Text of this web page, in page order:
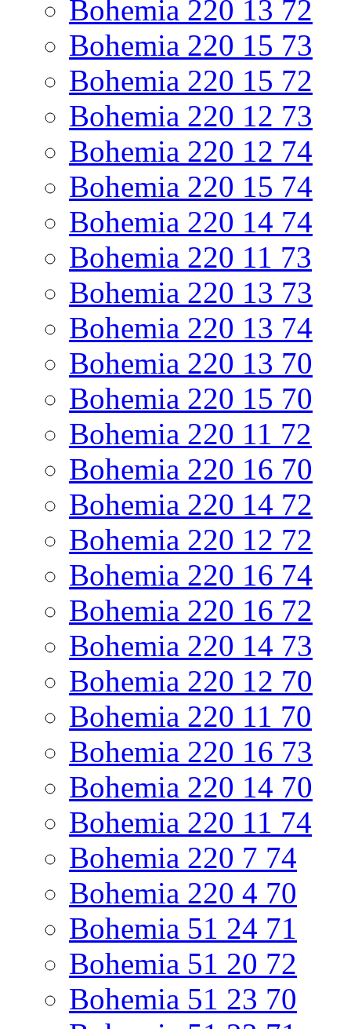
Bohemia 220 13 72
Bohemia 220 15 73
Bohemia 220 15 72
Bohemia 220 12 73
Bohemia 220 12 74
Bohemia 220 15 74
Bohemia 220 14 74
Bohemia 220 11 73
Bohemia 220 13 73
Bohemia 220 13 74
Bohemia 220 13 70
Bohemia 220 15 70
Bohemia 220 11 72
Bohemia 220 16 70
Bohemia 220 14 72
Bohemia 220 12 72
Bohemia 220 16 74
Bohemia 220 16 72
Bohemia 220 14 73
Bohemia 220 12 70
Bohemia 220 11 70
Bohemia 220 16 73
Bohemia 220 14 70
Bohemia 220 11 74
Bohemia 220 7 74
Bohemia 220 4 70
Bohemia 51 24 71
Bohemia 51 20 72
Bohemia 51 23 70